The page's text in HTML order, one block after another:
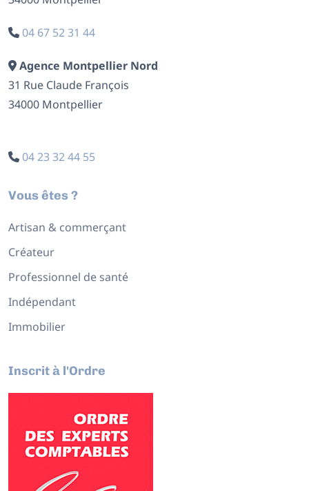
04 67 52 31 44
Agence Montpellier Nord
31 Rue Claude François
34000 Montpellier
04 23 32 44 55
Vous êtes ?
Artisan & commerçant
Créateur
Professionnel de santé
Indépendant
Immobilier
Inscrit à l'Ordre